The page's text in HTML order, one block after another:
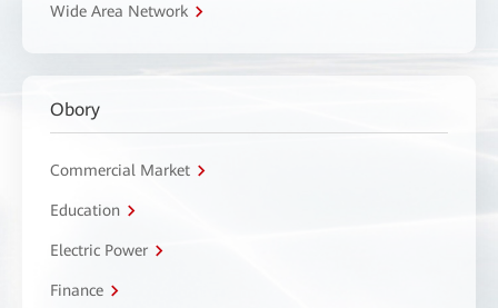
Wide Area Network
Obory
Commercial Market
Education
Electric Power
Finance